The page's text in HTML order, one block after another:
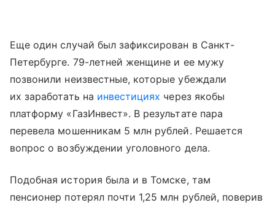
Еще один случай был зафиксирован в Санкт-
Петербурге. 79-летней женщине и ее мужу
позвонили неизвестные, которые убеждали
их заработать на инвестициях через якобы
платформу «ГазИнвест». В результате пара
перевела мошенникам 5 млн рублей. Решается
вопрос о возбуждении уголовного дела.
Подобная история была и в Томске, там
пенсионер потерял почти 1,25 млн рублей, поверив